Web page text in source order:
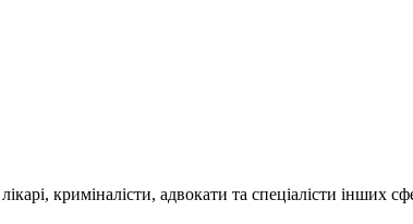
криміналісти, адвокати та спеціалісти інших